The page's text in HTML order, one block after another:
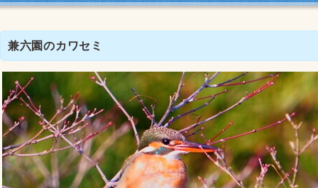
兼六園のカワセミ